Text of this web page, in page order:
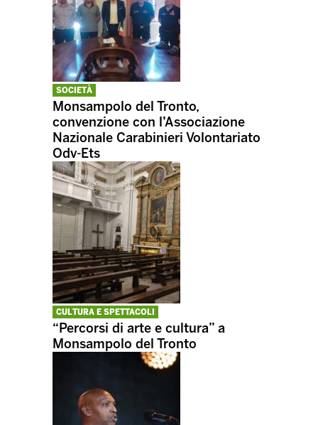
SOCIETÀ
Monsampolo del Tronto,
convenzione con l’Associazione
Nazionale Carabinieri Volontariato
Odv-Ets
CULTURA E SPETTACOLI
“Percorsi di arte e cultura” a
Monsampolo del Tronto